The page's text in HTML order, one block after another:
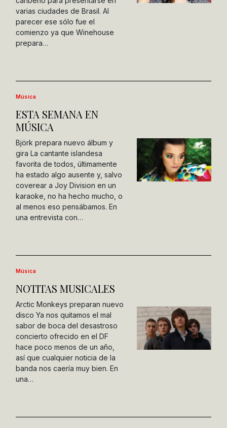
varias ciudades de Brasil. Al
parecer ese sólo fue el
comienzo ya que Winehouse
prepara…
Música
ESTA SEMANA EN
MÚSICA
Björk prepara nuevo álbum y
gira La cantante islandesa
favorita de todos, últimamente
ha estado algo ausente y, salvo
coverear a Joy Division en un
karaoke, no ha hecho mucho, o
al menos eso pensábamos. En
una entrevista con…
Música
NOTITAS MUSICALES
Arctic Monkeys preparan nuevo
disco Ya nos quitamos el mal
sabor de boca del desastroso
concierto ofrecido en el DF
hace poco menos de un año,
así que cualquier noticia de la
banda nos caería muy bien. En
una…